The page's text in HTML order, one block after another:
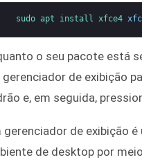
sudo apt install xfce4
o seu pacote está
gerenciador de exibição
e, em seguida,
gerenciador de exibição
de desktop por